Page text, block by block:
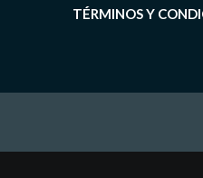
TÉRMINOS Y